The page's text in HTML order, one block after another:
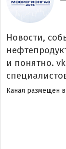
Новости,
и понятно.
Канал размещен